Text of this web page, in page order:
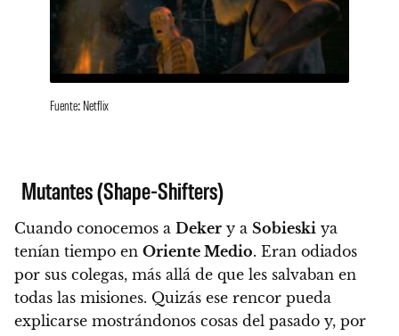
Fuente: Netflix
Mutantes (Shape-Shifters)
Cuando conocemos a Deker y a Sobieski ya
tenían tiempo en Oriente Medio. Eran odiados
por sus colegas, más allá de que les salvaban en
todas las misiones. Quizás ese rencor pueda
explicarse mostrándonos cosas del pasado y, por